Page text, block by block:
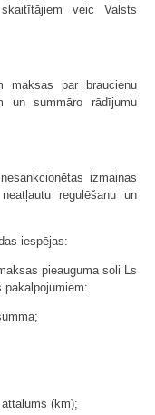
veic Valsts
maksas par braucienu
un summāro rādījumu
izmaiņas
regulēšanu un
iespējas:
pieauguma soli Ls
pakalpojumiem:
(km);